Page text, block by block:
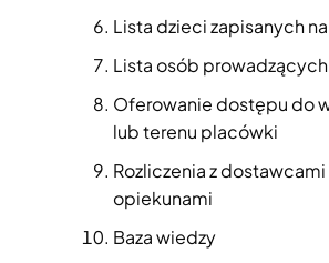
Lista dzieci zapisanych
Lista osób
Oferowanie dostępu do
lub terenu placówki
Rozliczenia z
opiekunami
Baza wiedzy